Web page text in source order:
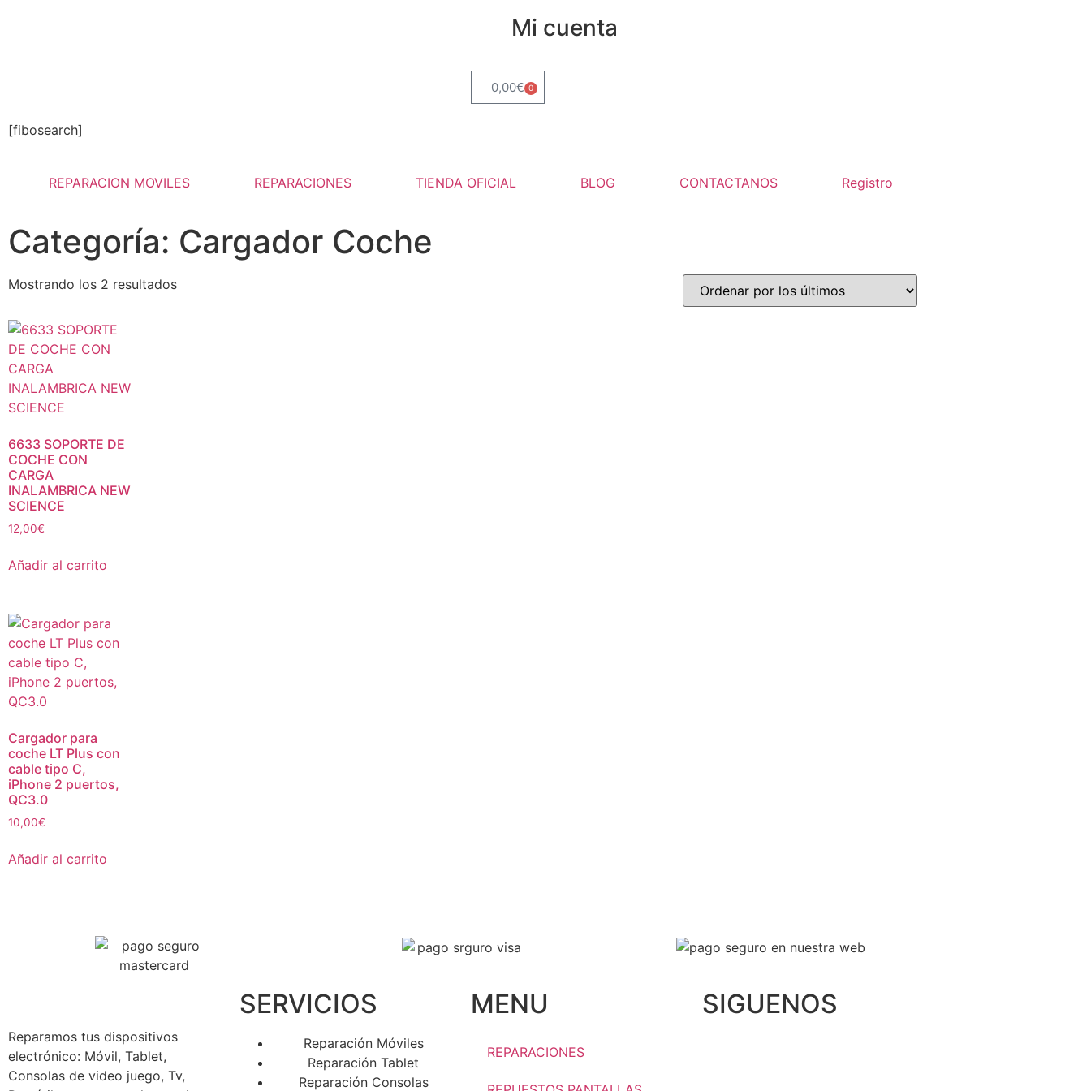
Mi cuenta
0,00€ 0
[fibosearch]
REPARACION MOVILES REPARACIONES TIENDA OFICIAL BLOG CONTACTANOS Registro
Categoría: Cargador Coche
Mostrando los 2 resultados
6633 SOPORTE DE
COCHE CON
CARGA
INALAMBRICA NEW
SCIENCE
12,00€
Añadir al carrito
Cargador para
coche LT Plus con
cable tipo C,
iPhone 2 puertos,
QC3.0
10,00€
Añadir al carrito
Reparamos tus dispositivos
electrónico: Móvil, Tablet,
Consolas de video juego, Tv,
SERVICIOS
Reparación Móviles
Reparación Tablet
Reparación Consolas
MENU
REPARACIONES
SIGUENOS